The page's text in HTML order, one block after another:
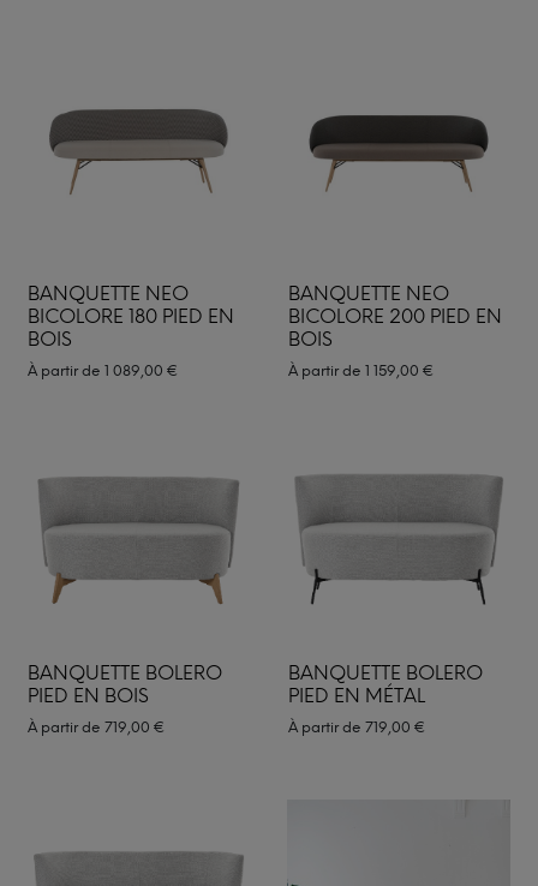
BANQUETTE NEO
BICOLORE 180 PIED EN
BOIS
À partir de 1 089,00 €
BANQUETTE NEO
BICOLORE 200 PIED EN
BOIS
À partir de 1 159,00 €
BANQUETTE BOLERO
PIED EN BOIS
À partir de 719,00 €
BANQUETTE BOLERO
PIED EN MÉTAL
À partir de 719,00 €